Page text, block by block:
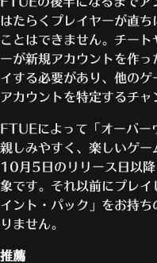
はたらくプレイヤーが直
ことはできません。チー
ーが新規アカウントを作
イする必要があり、他の
アカウントを特定するチャ
FTUEによって「オーバー
親しみやすく、楽しいゲ
10月5日のリリース日以
象です。それ以前にプレ
イント・パック」をお持
りません。
推薦